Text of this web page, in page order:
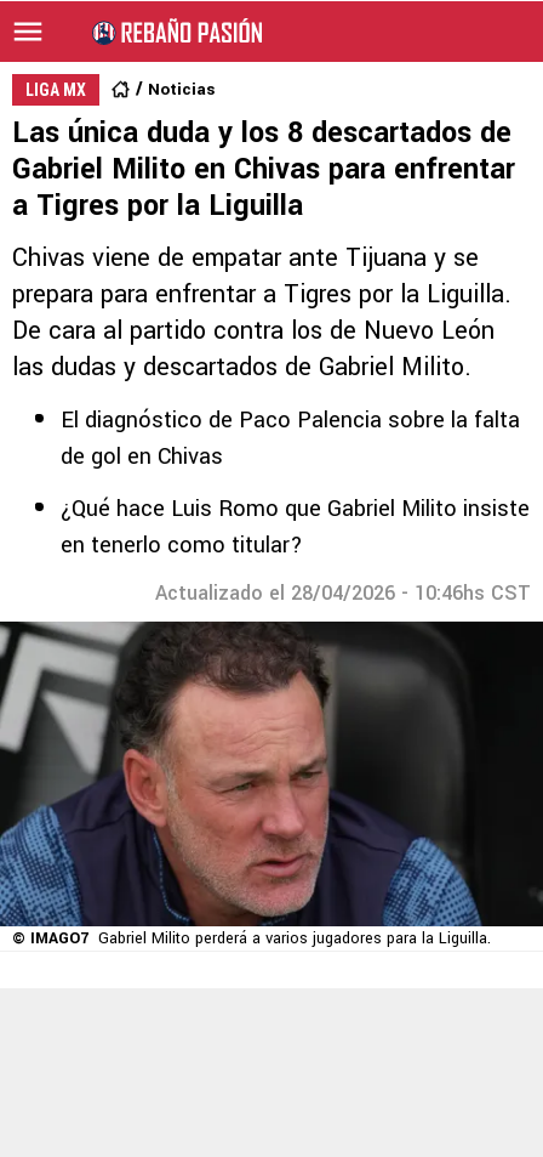
LIGA MX Noticias
Las única duda y los 8 descartados de
Gabriel Milito en Chivas para enfrentar
a Tigres por la Liguilla
Chivas viene de empatar ante Tijuana y se
prepara para enfrentar a Tigres por la Liguilla.
De cara al partido contra los de Nuevo León
las dudas y descartados de Gabriel Milito.
El diagnóstico de Paco Palencia sobre la falta
de gol en Chivas
¿Qué hace Luis Romo que Gabriel Milito insiste
en tenerlo como titular?
Actualizado el 28/04/2026 - 10:46hs CST
© IMAGO7 Gabriel Milito perderá a varios jugadores para la Liguilla.